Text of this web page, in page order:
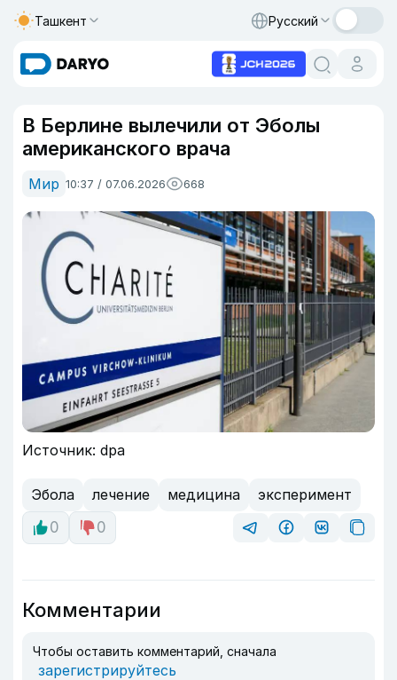
Ташкент Русский
В Берлине вылечили от Эболы
американского врача
Мир 10:37 / 07.06.2026 668
Источник: dpa
Эбола лечение медицина
эксперимент
0
0
Комментарии
Чтобы оставить комментарий, сначала
зарегистрируйтесь